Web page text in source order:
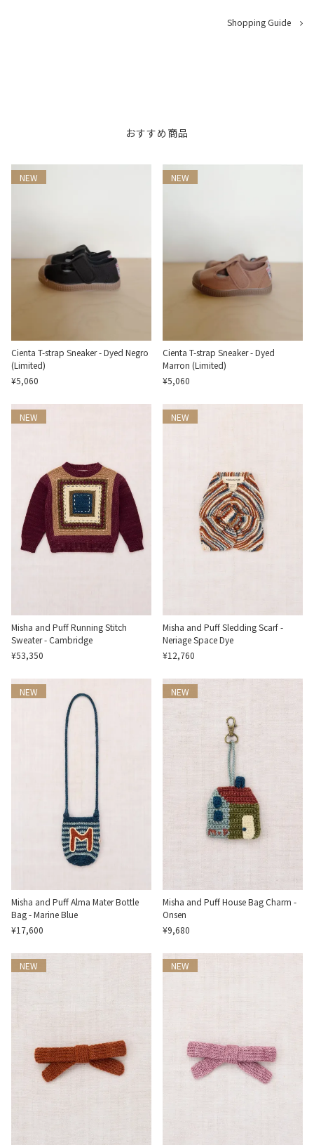
Shopping Guide
おすすめ商品
NEW
Cienta T-strap Sneaker - Dyed Negro
(Limited)
¥5,060
NEW
Cienta T-strap Sneaker - Dyed
Marron (Limited)
¥5,060
NEW
Misha and Puff Running Stitch
Sweater - Cambridge
¥53,350
NEW
Misha and Puff Sledding Scarf -
Neriage Space Dye
¥12,760
NEW
Misha and Puff Alma Mater Bottle
Bag - Marine Blue
¥17,600
NEW
Misha and Puff House Bag Charm -
Onsen
¥9,680
NEW NEW